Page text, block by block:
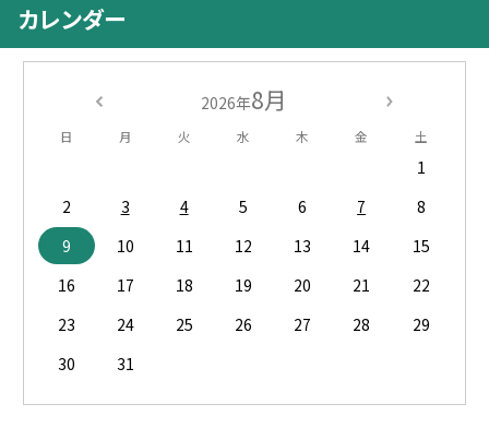
カレンダー
2026年8月
日 月 火 水 木 金 土
1
2
3 4 5 6 7
8
9
10 11 12 13 14
15
16
17 18 19 20 21
22
23
24 25 26 27 28
29
30
31